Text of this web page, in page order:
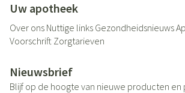
Uw apotheek
Over ons Nuttige links Gezondheidsnieuws
Voorschrift Zorgtarieven
Nieuwsbrief
Blijf op de hoogte van nieuwe producten